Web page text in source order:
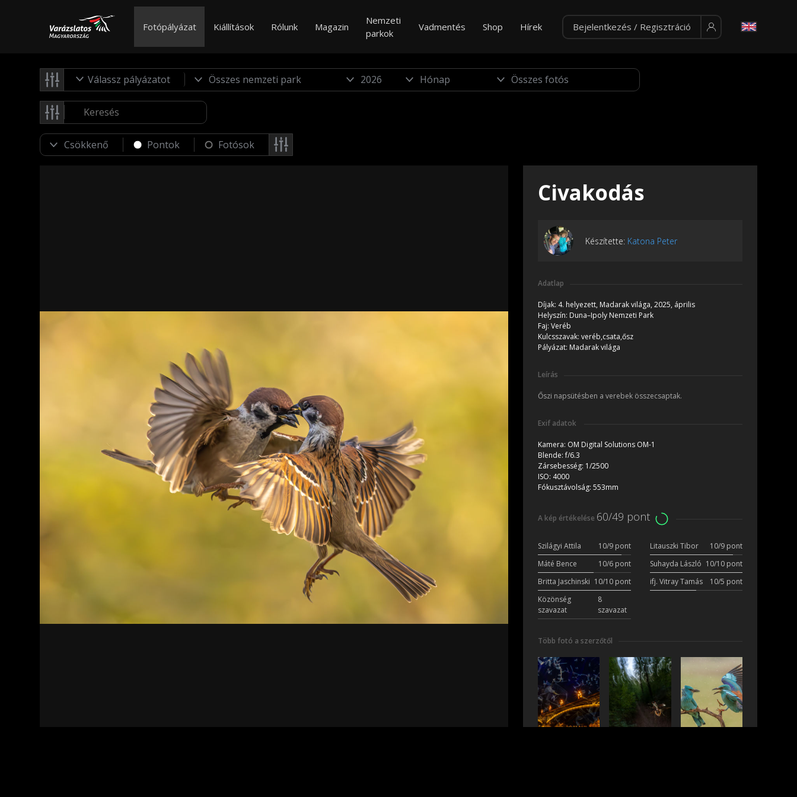
Fotópályázat Kiállítások Rólunk Magazin
Nemzeti
parkok
Vadmentés Shop Hírek Bejelentkezés / Regisztráció
Válassz pályázatot
Pontok Fotósok
Civakodás
Készítette: Katona Peter
Adatlap
Díjak: 4. helyezett, Madarak világa, 2025, április
Helyszín: Duna–Ipoly Nemzeti Park
Faj: Veréb
Kulcsszavak: veréb,csata,ősz
Pályázat: Madarak világa
Leírás
Őszi napsütésben a verebek összecsaptak.
Exif adatok
Kamera: OM Digital Solutions OM-1
Blende:f/6.3
Zársebesség: 1/2500
ISO: 4000
Fókusztávolság: 553mm
A kép értékelése 60/49 pont
Szilágyi Attila 10/9 pont Litauszki Tibor
10/9 pont
Máté Bence
10/6 pont Suhayda László 10/10 pont
Britta Jaschinski 10/10 pont ifj. Vitray Tamás
10/5 pont
Közönség
szavazat
8
szavazat
Több fotó a szerzőtől